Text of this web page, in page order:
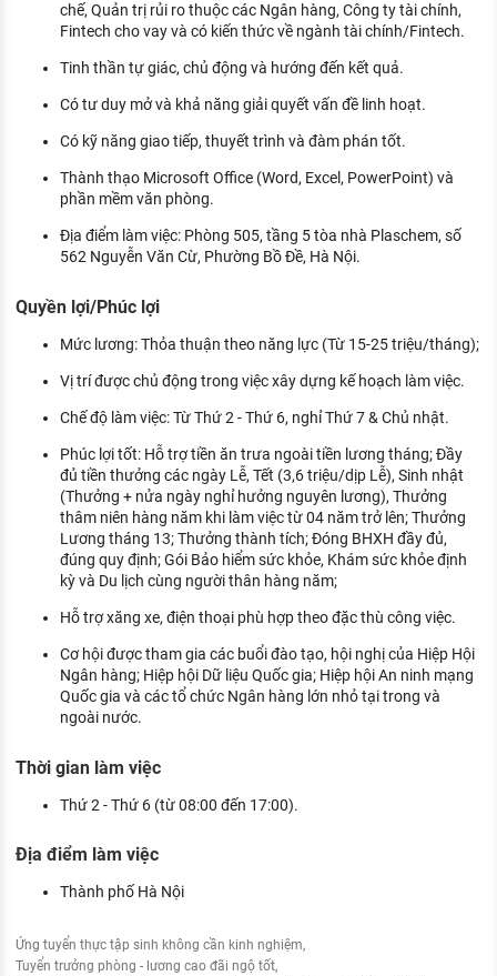
chế, Quản trị rủi ro thuộc các Ngân hàng, Công ty tài chính,
Fintech cho vay và có kiến thức về ngành tài chính/Fintech.
Tinh thần tự giác, chủ động và hướng đến kết quả.
Có tư duy mở và khả năng giải quyết vấn đề linh hoạt.
Có kỹ năng giao tiếp, thuyết trình và đàm phán tốt.
Thành thạo Microsoft Office (Word, Excel, PowerPoint) và
phần mềm văn phòng.
Địa điểm làm việc: Phòng 505, tầng 5 tòa nhà Plaschem, số
562 Nguyễn Văn Cừ, Phường Bồ Đề, Hà Nội.
Quyền lợi/Phúc lợi
Mức lương: Thỏa thuận theo năng lực (Từ 15-25 triệu/tháng);
Vị trí được chủ động trong việc xây dựng kế hoạch làm việc.
Chế độ làm việc: Từ Thứ 2 - Thứ 6, nghỉ Thứ 7 & Chủ nhật.
Phúc lợi tốt: Hỗ trợ tiền ăn trưa ngoài tiền lương tháng; Đầy
đủ tiền thưởng các ngày Lễ, Tết (3,6 triệu/dịp Lễ), Sinh nhật
(Thưởng + nửa ngày nghỉ hưởng nguyên lương), Thưởng
thâm niên hàng năm khi làm việc từ 04 năm trở lên; Thưởng
Lương tháng 13; Thưởng thành tích; Đóng BHXH đầy đủ,
đúng quy định; Gói Bảo hiểm sức khỏe, Khám sức khỏe định
kỳ và Du lịch cùng người thân hàng năm;
Hỗ trợ xăng xe, điện thoại phù hợp theo đặc thù công việc.
Cơ hội được tham gia các buổi đào tạo, hội nghị của Hiệp Hội
Ngân hàng; Hiệp hội Dữ liệu Quốc gia; Hiệp hội An ninh mạng
Quốc gia và các tổ chức Ngân hàng lớn nhỏ tại trong và
ngoài nước.
Thời gian làm việc
Thứ 2 - Thứ 6 (từ 08:00 đến 17:00).
Địa điểm làm việc
Thành phố Hà Nội
Ứng tuyển thực tập sinh không cần kinh nghiệm
Tuyển trưởng phòng - lương cao đãi ngộ tốt